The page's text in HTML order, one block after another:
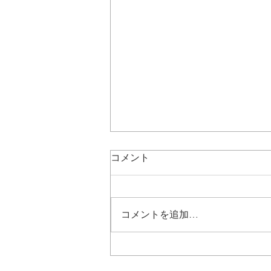
コメント
コメントを追加…